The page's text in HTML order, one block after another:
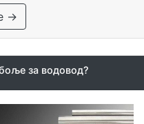
→
за водовод?